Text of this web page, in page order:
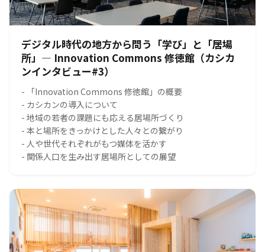
デジタル時代の地方から問う「学び」と「居場
所」― Innovation Commons 修徳館（カシカ
ンインタビュー#3）
- 「Innovation Commons 修徳館」の概要
- カシカンの導入について
- 地域の若者の課題にも応える居場所づくり
- 本と場所をきっかけとした人々との繋がり
- 人や世代それぞれがもつ媒体を活かす
- 関係人口を生み出す居場所としての展望